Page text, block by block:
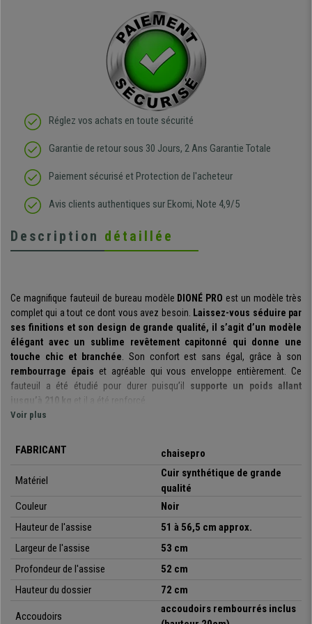
Réglez vos achats en toute sécurité
Garantie de retour sous 30 Jours, 2 Ans Garantie Totale
Paiement sécurisé et Protection de l'acheteur
Avis clients authentiques sur Ekomi, Note 4,9/5
Description détaillée
Ce magnifique fauteuil de bureau modèle DIONÉ PRO est un modèle très
complet qui a tout ce dont vous avez besoin. Laissez-vous séduire par
ses finitions et son design de grande qualité, il s’agit d’un modèle
élégant avec un sublime revêtement capitonné qui donne une
touche chic et branchée. Son confort est sans égal, grâce à son
rembourrage épais et agréable qui vous enveloppe entièrement. Ce
fauteuil a été étudié pour durer puisqu’il supporte un poids allant
jusqu’à 210 kg
et il a été renforcé.
en fonction du poids corporel
pourrez en effet incliner la chaise à vos souhaits pour vous relaxer. Ce
mécanisme vous
fait bénéficier de 2 choix de position: vous activez
système exclusif à balancementen actionnant le levier vers
l’extérieur du siège, la chaise redevient fixe en effectuant l’action à
laquelle vous inclinez le fauteuil en utilisant la poignée située en dessous
de la chaise.
Son assise est grande et confortable avec un design ergonomique
pour obtenir une posture correcte sans éprouver de fatigue. Vous vous
l’épaisseur de son rembourrage : 12 cm
. Une
caractéristique surprenante qui vous apporte un confort absolu marquant
Voir plus
FABRICANT chaisepro
Matériel
Cuir synthétique de grande
qualité
Couleur
Noir
Hauteur de l'assise
51 à 56,5 cm approx.
Largeur de l'assise
53 cm
Profondeur de l'assise
52 cm
Hauteur du dossier
72 cm
Accoudoirs
accoudoirs rembourrés inclus